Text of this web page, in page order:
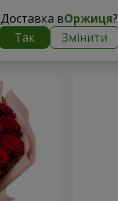
Доставка вОржиця?
Так
Змінити